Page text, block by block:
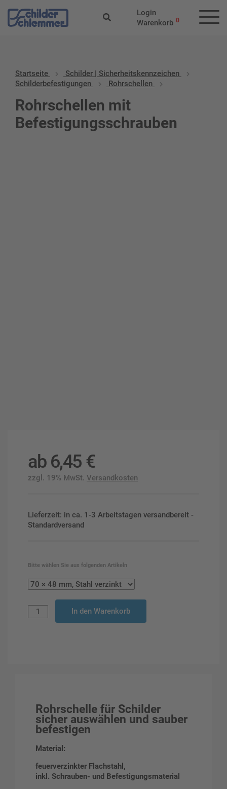
Login
Warenkorb 0
Startseite
Schilder | Sicherheitskennzeichen
Schilderbefestigungen
Rohrschellen
Rohrschellen mit
Befestigungsschrauben
ab 6,45 €
zzgl. 19% MwSt. Versandkosten
Lieferzeit: in ca. 1-3 Arbeitstagen versandbereit -
Standardversand
Bitte wählen Sie aus folgenden Artikeln
In den Warenkorb
Rohrschelle für Schilder
sicher auswählen und sauber
befestigen
Material:
feuerverzinkter Flachstahl,
inkl. Schrauben- und Befestigungsmaterial